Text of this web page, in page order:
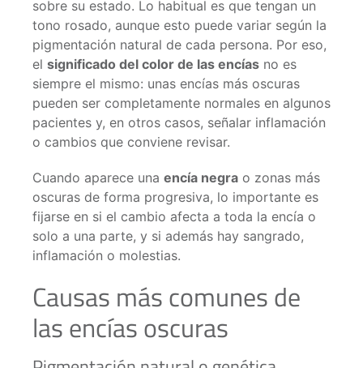
sobre su estado. Lo habitual es que tengan un
tono rosado, aunque esto puede variar según la
pigmentación natural de cada persona. Por eso,
el significado del color de las encías no es
siempre el mismo: unas encías más oscuras
pueden ser completamente normales en algunos
pacientes y, en otros casos, señalar inflamación
o cambios que conviene revisar.
Cuando aparece una encía negra o zonas más
oscuras de forma progresiva, lo importante es
fijarse en si el cambio afecta a toda la encía o
solo a una parte, y si además hay sangrado,
inflamación o molestias.
Causas más comunes de
las encías oscuras